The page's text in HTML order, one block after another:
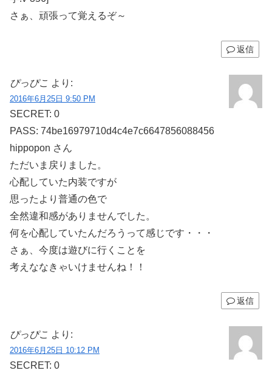
さぁ、頑張って覚えるぞ～
返信
ぴっぴこ より:
2016年6月25日 9:50 PM
SECRET: 0
PASS: 74be16979710d4c4e7c6647856088456
hippopon さん
ただいま戻りました。
心配していた内装ですが
思ったより普通の色で
全然違和感がありませんでした。
何を心配していたんだろうって感じです・・・
さぁ、今度は遊びに行くことを
考えななきゃいけませんね！！
返信
ぴっぴこ より:
2016年6月25日 10:12 PM
SECRET: 0